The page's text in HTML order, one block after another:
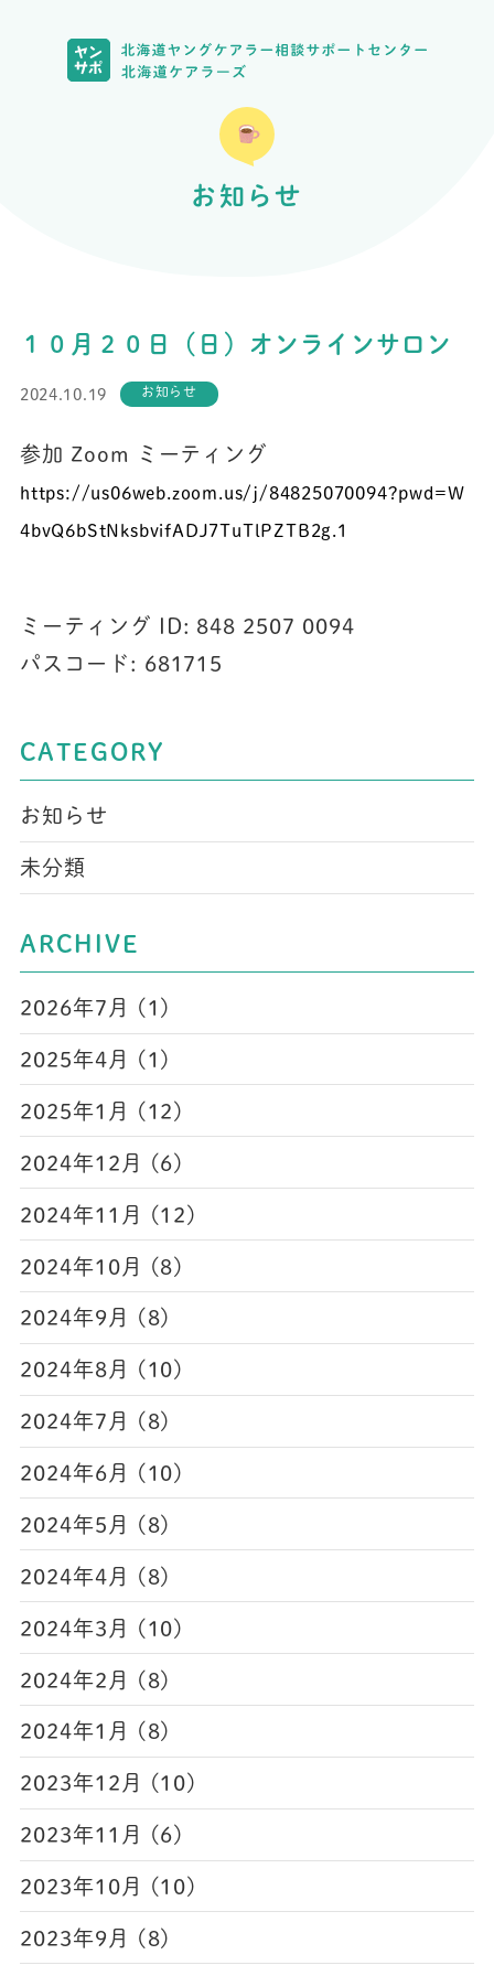
お知らせ
１０月２０日（日）オンラインサロン
2024.10.19 お知らせ
参加 Zoom ミーティング
https://us06web.zoom.us/j/84825070094?pwd=W
4bvQ6bStNksbvifADJ7TuTlPZTB2g .1
ミーティング ID: 848 2507 0094
パスコード: 681715
CATEGORY
お知らせ
未分類
ARCHIVE
2026年7月 (1)
2025年4月 (1)
2025年1月 (12)
2024年12月 (6)
2024年11月 (12)
2024年10月 (8)
2024年9月 (8)
2024年8月 (10)
2024年7月 (8)
2024年6月 (10)
2024年5月 (8)
2024年4月 (8)
2024年3月 (10)
2024年2月 (8)
2024年1月 (8)
2023年12月 (10)
2023年11月 (6)
2023年10月 (10)
2023年9月 (8)